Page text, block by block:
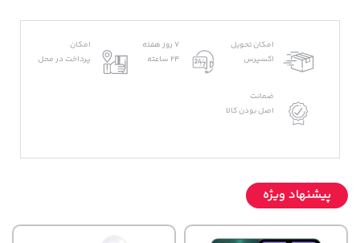
امکان تحویل
اکسپرس
7 روز هفته
24 ساعته
امکان
پرداخت در محل
ضمانت
اصل بودن کالا
پیشنهاد ویژه